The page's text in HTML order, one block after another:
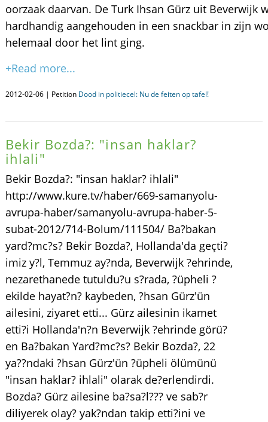
oorzaak daarvan. De Turk Ihsan Gürz uit Beverwijk
hardhandig aangehouden in een snackbar in zijn
helemaal door het lint ging.
+Read more...
2012-02-06 | Petition Dood in politiecel: Nu de feiten op tafel!
Bekir Bozda?: "insan haklar?
ihlali"
Bekir Bozda?: "insan haklar? ihlali"
http://www.kure.tv/haber/669-samanyolu-
avrupa-haber/samanyolu-avrupa-haber-5-
subat-2012/714-Bolum/111504/ Ba?bakan
yard?mc?s? Bekir Bozda?, Hollanda'da geçti?
imiz y?l, Temmuz ay?nda, Beverwijk ?ehrinde,
nezarethanede tutuldu?u s?rada, ?üpheli ?
ekilde hayat?n? kaybeden, ?hsan Gürz'ün
ailesini, ziyaret etti... Gürz ailesinin ikamet
etti?i Hollanda'n?n Beverwijk ?ehrinde görü?
en Ba?bakan Yard?mc?s? Bekir Bozda?, 22
ya??ndaki ?hsan Gürz'ün ?üpheli ölümünü
"insan haklar? ihlali" olarak de?erlendirdi.
Bozda? Gürz ailesine ba?sa?l??? ve sab?r
diliyerek olay? yak?ndan takip etti?ini ve